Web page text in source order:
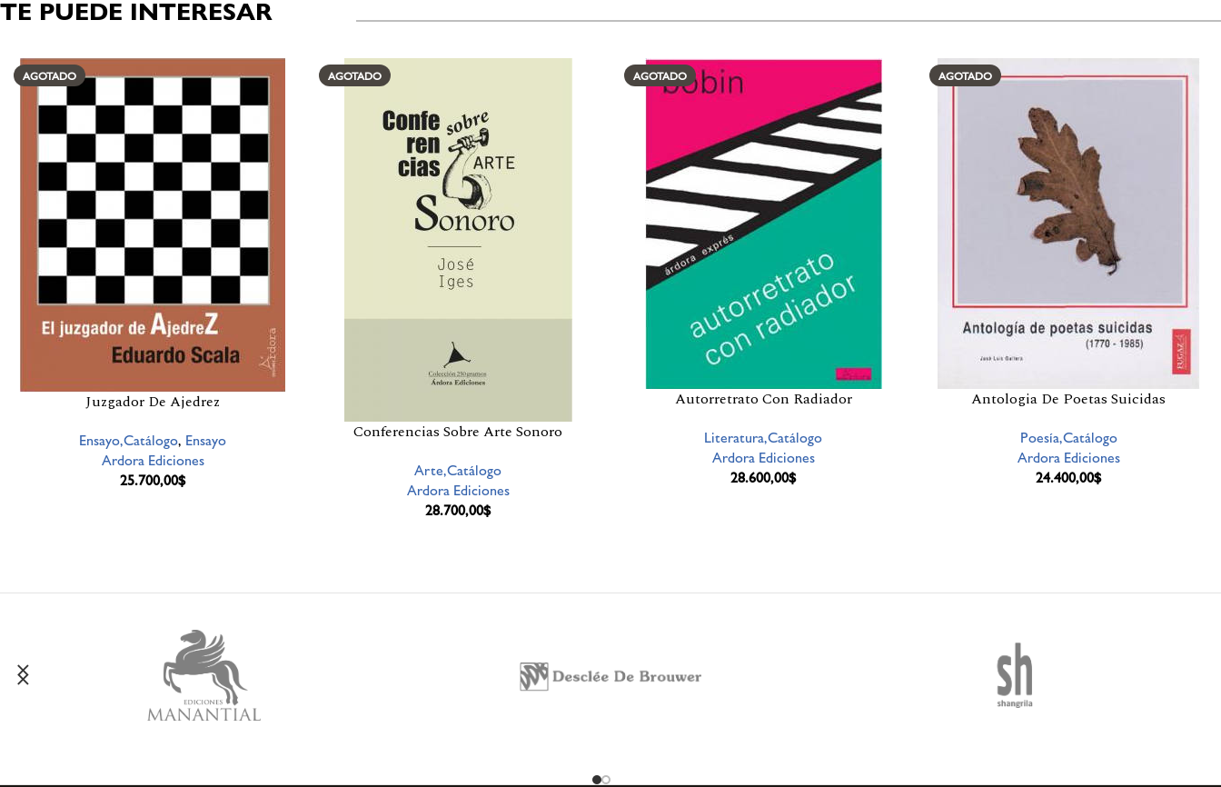
TE PUEDE INTERESAR
Productos relacionados
AGOTADO
Juzgador De Ajedrez
Ensayo,Catálogo, Ensayo
Ardora Ediciones
25.700,00$
AGOTADO
Conferencias Sobre Arte Sonoro
Arte,Catálogo
Ardora Ediciones
28.700,00$
AGOTADO
Autorretrato Con Radiador
Literatura,Catálogo
Ardora Ediciones
28.600,00$
AGOTADO
Antologia De Poetas Suicidas
Poesía,Catálogo
Ardora Ediciones
24.400,00$